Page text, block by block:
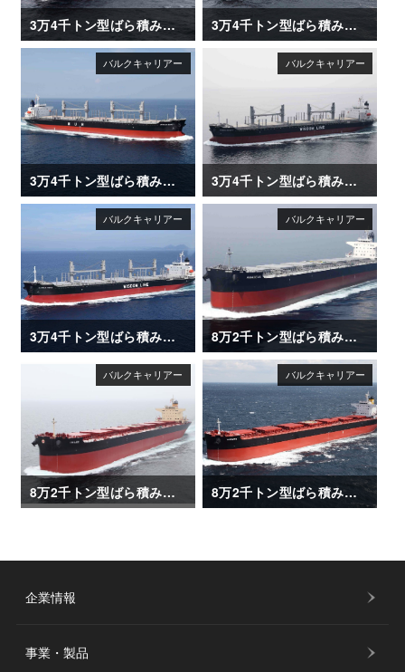
3万4千トン型ばら積み運搬船「NARUTO STRAIT」 3万4千トン型ばら積み運搬船「NANAIMO BAY」
3万4千トン型ばら積み運搬船「AFRICAN EGRET」 3万4千トン型ばら積み運搬船「DAIWAN INFINITY」
3万4千トン型ばら積み運搬船「DAIWAN HERO」 8万2千トン型ばら積み運搬船「AMADEUS」
8万2千トン型ばら積み運搬船「CHLOE」 8万2千トン型ばら積み運搬船「CORATO」
企業情報
事業・製品